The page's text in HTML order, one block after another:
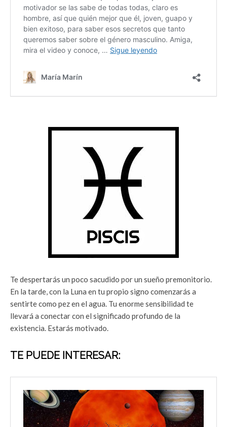
Te despertarás un poco sacudido por un sueño premonitorio.
En la tarde, con la Luna en tu propio signo comenzarás a
sentirte como pez en el agua. Tu enorme sensibilidad te
llevará a conectar con el significado profundo de la
existencia. Estarás motivado.
TE PUEDE INTERESAR: